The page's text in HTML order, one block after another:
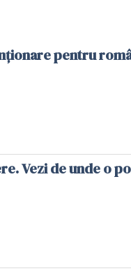
pentru
Vezi de unde o